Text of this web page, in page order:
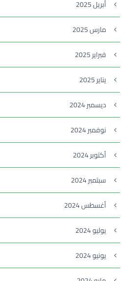
أبريل 2025
مارس 2025
فبراير 2025
يناير 2025
ديسمبر 2024
نوفمبر 2024
أكتوبر 2024
سبتمبر 2024
أغسطس 2024
يوليو 2024
يونيو 2024